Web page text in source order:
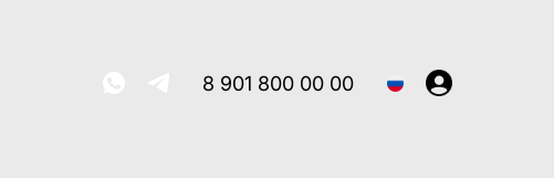
8 901 800 00 00